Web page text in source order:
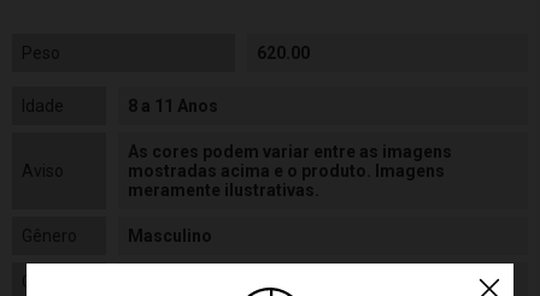
Peso 620.00
Idade 8 a 11 Anos
Aviso
As cores podem variar entre as imagens
mostradas acima e o produto. Imagens
meramente ilustrativas.
Gênero Masculino
Categoria